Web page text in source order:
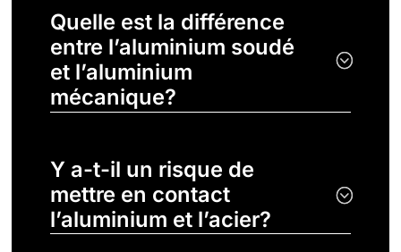
Quelle est la différence
entre l’aluminium soudé
et l’aluminium
mécanique?
Y a-t-il un risque de
mettre en contact
l’aluminium et l’acier?